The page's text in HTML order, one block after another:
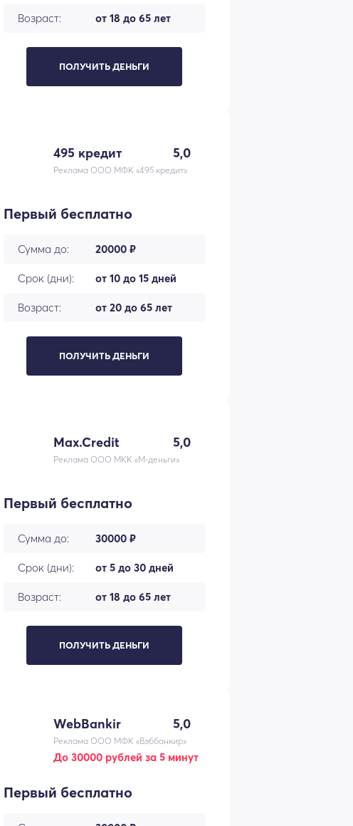
Возраст: от 18 до 65 лет
ПОЛУЧИТЬ ДЕНЬГИ
495 кредит 5,0
Реклама ООО МФК «495 кредит»
Первый бесплатно
Сумма до: 20000 ₽
Срок (дни): от 10 до 15 дней
Возраст: от 20 до 65 лет
ПОЛУЧИТЬ ДЕНЬГИ
Max.Credit 5,0
Реклама ООО МКК «М-деньги»
Первый бесплатно
Сумма до: 30000 ₽
Срок (дни): от 5 до 30 дней
Возраст: от 18 до 65 лет
ПОЛУЧИТЬ ДЕНЬГИ
WebBankir 5,0
Реклама ООО МФК «Вэббанкир»
До 30000 рублей за 5 минут
Первый бесплатно